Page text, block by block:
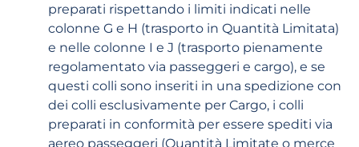
preparati rispettando i limiti indicati nelle
colonne G e H (trasporto in Quantità Limitata)
e nelle colonne I e J (trasporto pienamente
regolamentato via passeggeri e cargo), e se
questi colli sono inseriti in una spedizione con
dei colli esclusivamente per Cargo, i colli
preparati in conformità per essere spediti via
aereo passeggeri (Quantità Limitate o merce